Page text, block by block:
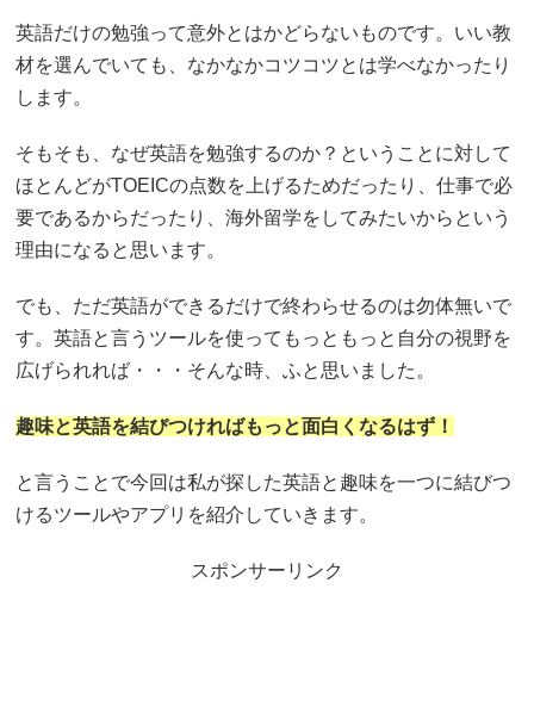
英語だけの勉強って意外とはかどらないものです。いい教
材を選んでいても、なかなかコツコツとは学べなかったり
します。
そもそも、なぜ英語を勉強するのか？ということに対して
ほとんどがTOEICの点数を上げるためだったり、仕事で必
要であるからだったり、海外留学をしてみたいからという
理由になると思います。
でも、ただ英語ができるだけで終わらせるのは勿体無いで
す。英語と言うツールを使ってもっともっと自分の視野を
広げられれば・・・そんな時、ふと思いました。
趣味と英語を結びつければもっと面白くなるはず！
と言うことで今回は私が探した英語と趣味を一つに結びつ
けるツールやアプリを紹介していきます。
スポンサーリンク